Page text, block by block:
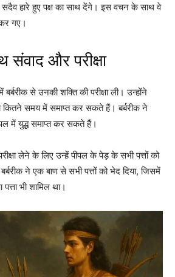
सदैव हारे हुए पक्ष का साथ देंगे। इस वचन के साथ वे
गए।
और परीक्षा
से उनकी शक्ति की परीक्षा ली। उन्होंने
कितने समय में समाप्त कर सकते हैं। बर्बरीक ने
में युद्ध समाप्त कर सकते हैं।
लेने के लिए उन्हें पीपल के पेड़ के सभी पत्तों को
ने एक बाण से सभी पत्तों को भेद दिया, जिसमें
भी शामिल था।